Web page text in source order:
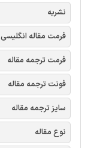
نشریه
فرمت مقاله انگلیسی
فرمت ترجمه مقاله
فونت ترجمه مقاله
سایز ترجمه مقاله
نوع مقاله